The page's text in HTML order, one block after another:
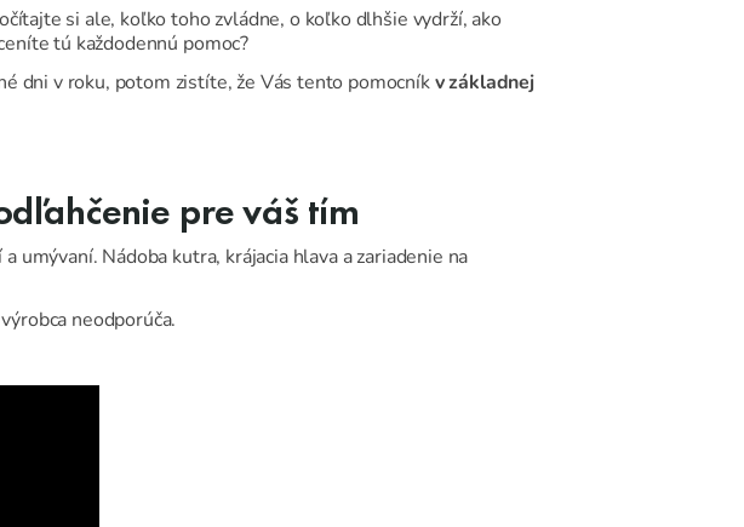
si ale, koľko toho zvládne, o koľko dlhšie vydrží, ako
tú každodennú pomoc?
dni v roku, potom zistíte, že Vás tento pomocníkv základnej
pre váš tím
umývaní. Nádoba kutra, krájacia hlava a zariadenie na
neodporúča.